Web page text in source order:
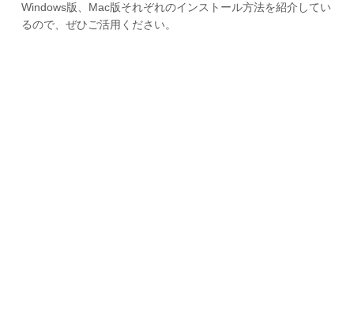
Windows版、Mac版それぞれのインストール方法を紹介してい
るので、ぜひご活用ください。